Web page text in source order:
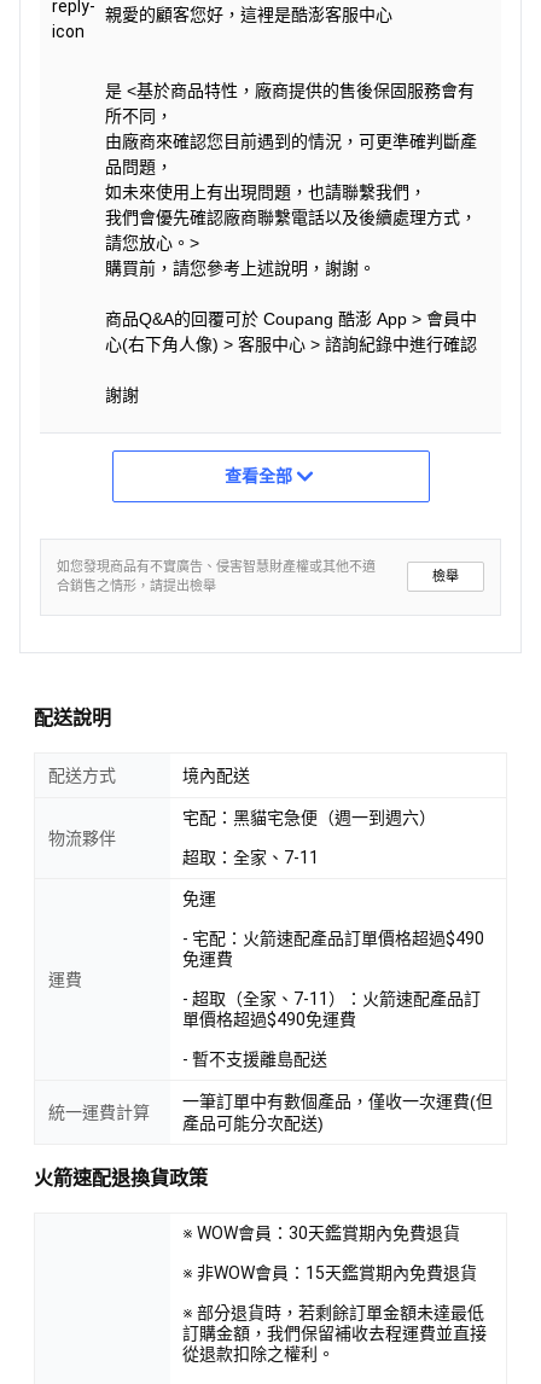
親愛的顧客您好，這裡是酷澎客服中心
是 <基於商品特性，廠商提供的售後保固服務會有
所不同，
由廠商來確認您目前遇到的情況，可更準確判斷產
品問題，
如未來使用上有出現問題，也請聯繫我們，
我們會優先確認廠商聯繫電話以及後續處理方式，
請您放心。>
購買前，請您參考上述說明，謝謝。
商品Q&A的回覆可於 Coupang 酷澎 App > 會員中
心(右下角人像) > 客服中心 > 諮詢紀錄中進行確認
謝謝
查看全部
如您發現商品有不實廣告、侵害智慧財產權或其他不適
合銷售之情形，請提出檢舉
檢舉
配送說明
配送方式 境內配送
物流夥伴
宅配：黑貓宅急便（週一到週六）
超取：全家、7-11
運費
免運
- 宅配：火箭速配產品訂單價格超過$490
免運費
- 超取（全家、7-11）：火箭速配產品訂
單價格超過$490免運費
- 暫不支援離島配送
統一運費計算
一筆訂單中有數個產品，僅收一次運費(但
產品可能分次配送)
火箭速配退換貨政策
※ WOW會員：30天鑑賞期內免費退貨
※ 非WOW會員：15天鑑賞期內免費退貨
※ 部分退貨時，若剩餘訂單金額未達最低
訂購金額，我們保留補收去程運費並直接
從退款扣除之權利。